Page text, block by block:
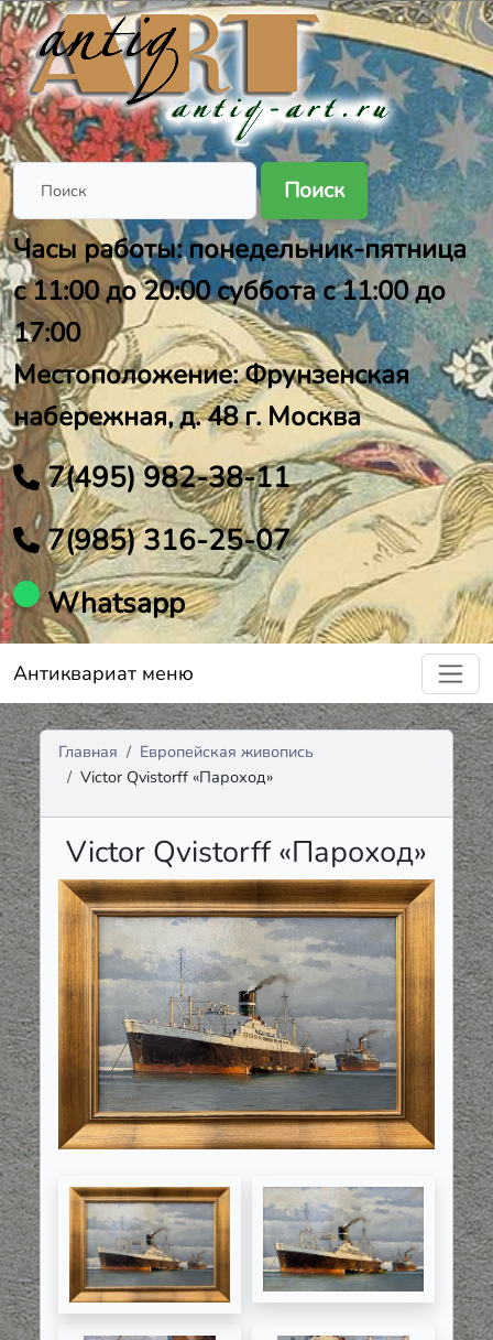
Поиск
Часы работы: понедельник-пятница
с 11:00 до 20:00 суббота с 11:00 до
17:00
Местоположение: Фрунзенская
набережная, д. 48 г. Москва
7(495) 982-38-11
7(985) 316-25-07
Whatsapp
Антиквариат меню
Главная
Европейская живопись
Victor Qvistorff «Пароход»
Victor Qvistorff «Пароход»